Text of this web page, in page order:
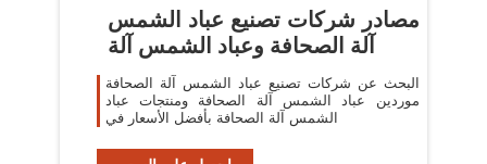
مصادر شركات تصنيع عباد الشمس
آلة الصحافة وعباد الشمس آلة
البحث عن شركات تصنيع عباد الشمس آلة الصحافة
موردين عباد الشمس آلة الصحافة ومنتجات عباد
الشمس آلة الصحافة بأفضل الأسعار في